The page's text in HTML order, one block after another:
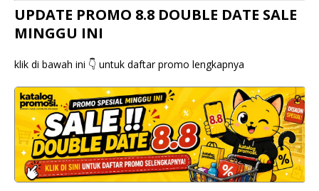
UPDATE PROMO 8.8 DOUBLE DATE SALE
MINGGU INI
klik di bawah ini 👇 untuk daftar promo lengkapnya